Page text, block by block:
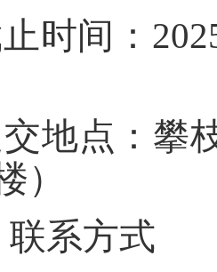
间：2025
点：攀枝
）
系方式